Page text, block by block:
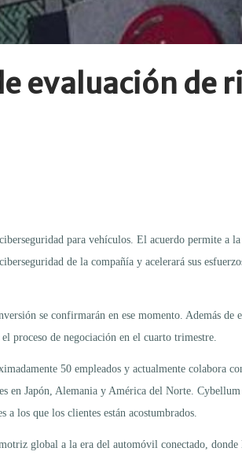
evaluación de
para vehículos. El acuerdo permite a
de la compañía y acelerará sus
se confirmarán en ese momento. Además
proceso de negociación en el cuarto trimestre.
50 empleados y actualmente colabora
Japón, Alemania y América del Norte.
los que los clientes están acostumbrados.
global a la era del automóvil conectado, donde